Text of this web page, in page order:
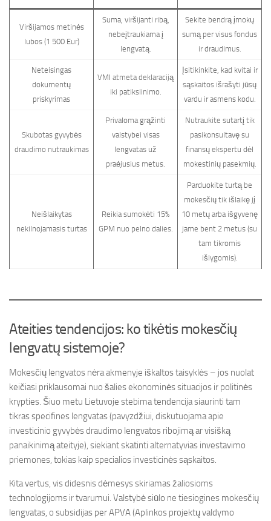
Viršijamos metinės
lubos (1 500 Eur)
Suma, viršijanti ribą,
nebeįtraukiama į
lengvatą.
Sekite bendrą įmokų
sumą per visus fondus
ir draudimus.
Neteisingas
dokumentų
priskyrimas
VMI atmeta deklaraciją
iki patikslinimo.
Įsitikinkite, kad kvitai ir
sąskaitos išrašyti jūsų
vardu ir asmens kodu.
Skubotas gyvybės
draudimo nutraukimas
Privaloma grąžinti
valstybei visas
lengvatas už
praėjusius metus.
Nutraukite sutartį tik
pasikonsultavę su
finansų ekspertu dėl
mokestinių pasekmių.
Neišlaikytas
nekilnojamasis turtas
Reikia sumokėti 15%
GPM nuo pelno dalies.
Parduokite turtą be
mokesčių tik išlaikę jį
10 metų arba išgyvenę
jame bent 2 metus (su
tam tikromis
išlygomis).
Ateities tendencijos: ko tikėtis mokesčių
lengvatų sistemoje?
Mokesčių lengvatos nėra akmenyje iškaltos taisyklės – jos nuolat
keičiasi priklausomai nuo šalies ekonominės situacijos ir politinės
krypties. Šiuo metu Lietuvoje stebima tendencija siaurinti tam
tikras specifines lengvatas (pavyzdžiui, diskutuojama apie
investicinio gyvybės draudimo lengvatos ribojimą ar visišką
panaikinimą ateityje), siekiant skatinti alternatyvias investavimo
priemones, tokias kaip specialios investicinės sąskaitos.
Kita vertus, vis didesnis dėmesys skiriamas žaliosioms
technologijoms ir tvarumui. Valstybė siūlo ne tiesiogines mokesčių
lengvatas, o subsidijas per APVA (Aplinkos projektų valdymo